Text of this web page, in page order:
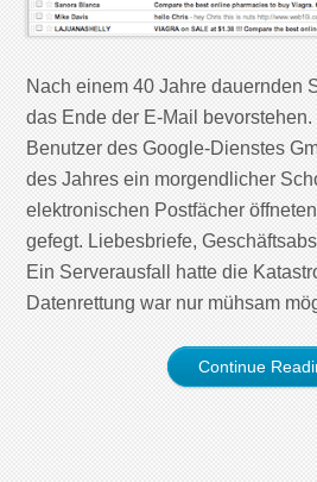
Nach einem 40 Jahre dauernden
das Ende der E-Mail
Benutzer des Google-Dienstes
des Jahres ein morgendlicher
elektronischen Postfächer
gefegt. Liebesbriefe,
Ein Serverausfall hatte die
Datenrettung war nur mühsam
Continue